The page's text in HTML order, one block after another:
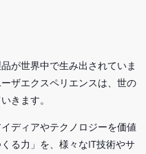
が世界中で生み出されていま
ザエクスペリエンスは、世の
きます。
ディアやテクノロジーを価値
る力」を、様々なIT技術やサ